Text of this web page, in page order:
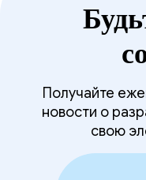
Получайте
новости о
свою